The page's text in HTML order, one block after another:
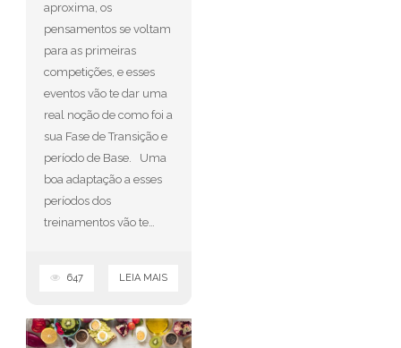
aproxima, os
pensamentos se voltam
para as primeiras
competições, e esses
eventos vão te dar uma
real noção de como foi a
sua Fase de Transição e
período de Base. Uma
boa adaptação a esses
períodos dos
treinamentos vão te…
647 LEIA MAIS